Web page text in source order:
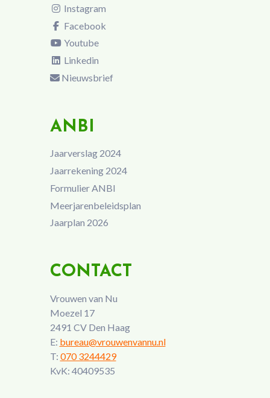
Instagram
Facebook
Youtube
Linkedin
Nieuwsbrief
ANBI
Jaarverslag 2024
Jaarrekening 2024
Formulier ANBI
Meerjarenbeleidsplan
Jaarplan 2026
CONTACT
Vrouwen van Nu
Moezel 17
2491 CV Den Haag
E: bureau@vrouwenvannu.nl
T: 070 3244429
KvK: 40409535